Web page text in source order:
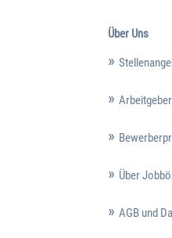
Über Uns
Arbeitgeber
Über
AGB und